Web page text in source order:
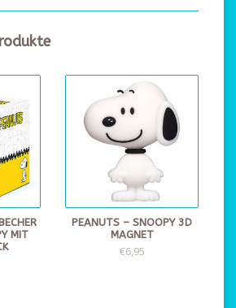
MIT
PEANUTS – SNOOPY 3D
MAGNET
€6,95